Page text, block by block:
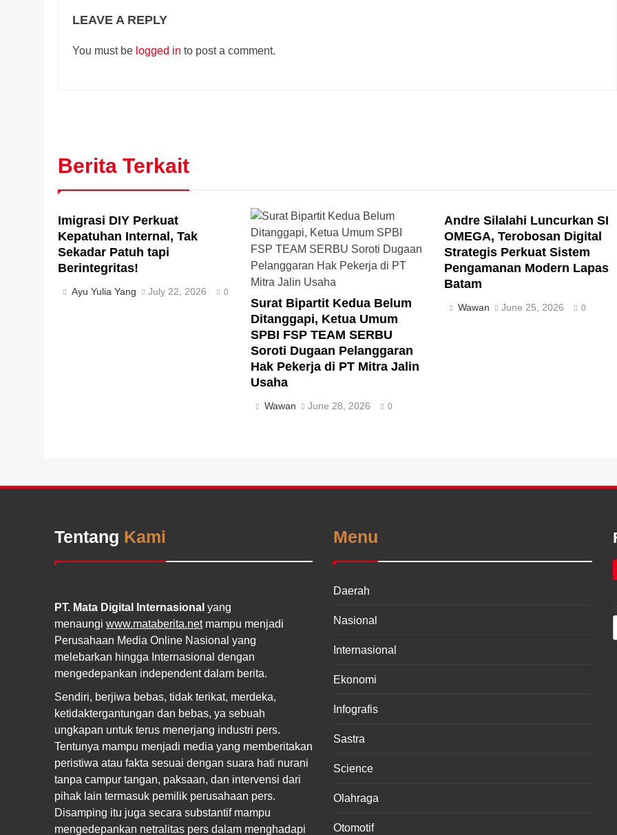
LEAVE A REPLY
You must be logged in to post a comment.
Berita Terkait
Imigrasi DIY Perkuat
Kepatuhan Internal, Tak
Sekadar Patuh tapi
Berintegritas!
Ayu Yulia Yang July 22, 2026 0
Surat Bipartit Kedua Belum
Ditanggapi, Ketua Umum
SPBI FSP TEAM SERBU
Soroti Dugaan Pelanggaran
Hak Pekerja di PT Mitra Jalin
Usaha
Wawan June 28, 2026 0
Andre Silalahi Luncurkan SI
OMEGA, Terobosan Digital
Strategis Perkuat Sistem
Pengamanan Modern Lapas
Batam
Wawan June 25, 2026 0
Tentang Kami
PT. Mata Digital Internasional yang
menaungi www.mataberita.netmampu menjadi
Perusahaan Media Online Nasional yang
melebarkan hingga Internasional dengan
mengedepankan independent dalam berita.
Sendiri, berjiwa bebas, tidak terikat, merdeka,
ketidaktergantungan dan bebas, ya sebuah
ungkapan untuk terus menerjang industri pers.
Tentunya mampu menjadi media yang memberitakan
peristiwa atau fakta sesuai dengan suara hati nurani
tanpa campur tangan, paksaan, dan intervensi dari
pihak lain termasuk pemilik perusahaan pers.
Disamping itu juga secara substantif mampu
mengedepankan netralitas pers dalam menghadapi
Menu
Daerah
Nasional
Internasional
Ekonomi
Infografis
Sastra
Science
Olahraga
Otomotif